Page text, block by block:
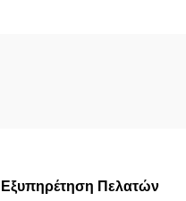
Εξυπηρέτηση Πελατών